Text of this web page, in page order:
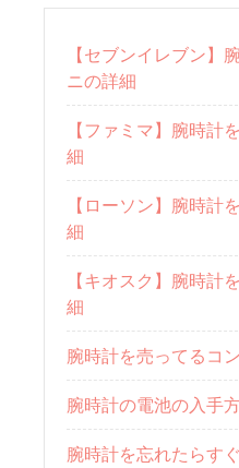
【セブンイレブン】
ニの詳細
【ファミマ】腕時計
細
【ローソン】腕時計
細
【キオスク】腕時計
細
腕時計を売ってるコ
腕時計の電池の入手
腕時計を忘れたらす